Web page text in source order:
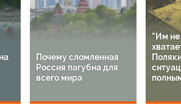
Почему сломленная
Россия пагубна для
всего мира
"Им не